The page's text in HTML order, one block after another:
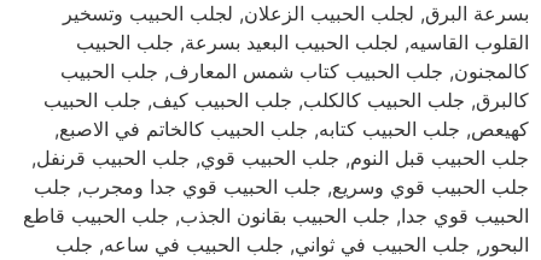
بسرعة البرق, لجلب الحبيب الزعلان, لجلب الحبيب وتسخير
القلوب القاسيه, لجلب الحبيب البعيد بسرعة, جلب الحبيب
كالمجنون, جلب الحبيب كتاب شمس المعارف, جلب الحبيب
كالبرق, جلب الحبيب كالكلب, جلب الحبيب كيف, جلب الحبيب
كهيعص, جلب الحبيب كتابه, جلب الحبيب كالخاتم في الاصبع,
جلب الحبيب قبل النوم, جلب الحبيب قوي, جلب الحبيب قرنفل,
جلب الحبيب قوي وسريع, جلب الحبيب قوي جدا ومجرب, جلب
الحبيب قوي جدا, جلب الحبيب بقانون الجذب, جلب الحبيب قاطع
البحور, جلب الحبيب في ثواني, جلب الحبيب في ساعه, جلب